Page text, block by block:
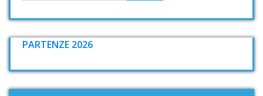
PARTENZE 2026